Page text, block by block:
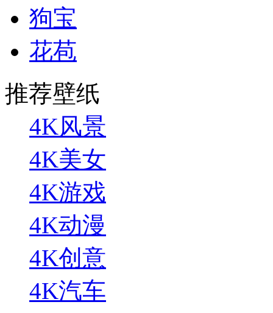
狗宝
花苞
推荐壁纸
4K风景
4K美女
4K游戏
4K动漫
4K创意
4K汽车